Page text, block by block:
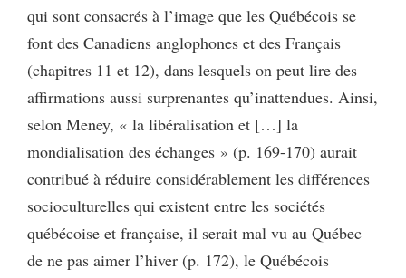
qui sont consacrés à l’image que les Québécois se
font des Canadiens anglophones et des Français
(chapitres 11 et 12), dans lesquels on peut lire des
affirmations aussi surprenantes qu’inattendues. Ainsi,
selon Meney, « la libéralisation et […] la
mondialisation des échanges » (p. 169-170) aurait
contribué à réduire considérablement les différences
socioculturelles qui existent entre les sociétés
québécoise et française, il serait mal vu au Québec
de ne pas aimer l’hiver (p. 172), le Québécois